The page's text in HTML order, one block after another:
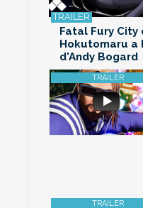
Fatal Fury City
Hokutomaru a
d'Andy Bogard